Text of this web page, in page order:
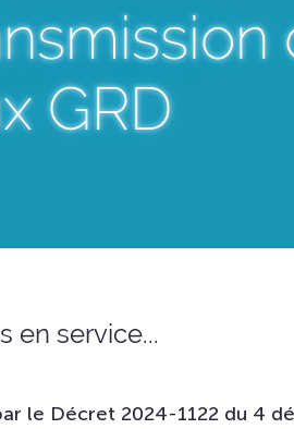
GRD
en service...
le Décret 2024-1122 du 4